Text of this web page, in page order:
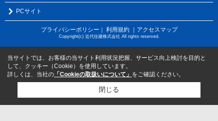
PCサイト
プライバシーポリシー ｜ 利用規約 ｜アクセスマップ
Copyright(c) 近代住建株式会社 All rights reserved.
当サイトでは、お客様の当サイト利用状況把握、サービス向上検討を目的と
して、クッキー（Cookie）を使用しています。
詳しくは、当社の 「Cookieの取扱いについて」 をご確認ください。
閉じる